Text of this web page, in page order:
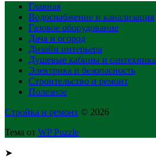
Главная
Водоснабжение и канализация
Газовое оборудование
Дача и огород
Дизайн интерьера
Душевые кабины и сантехника
Электрика и безопасность
Строительство и ремонт
Полезное
Стройка и ремонт © 2026
Тема от WP Puzzle
➤